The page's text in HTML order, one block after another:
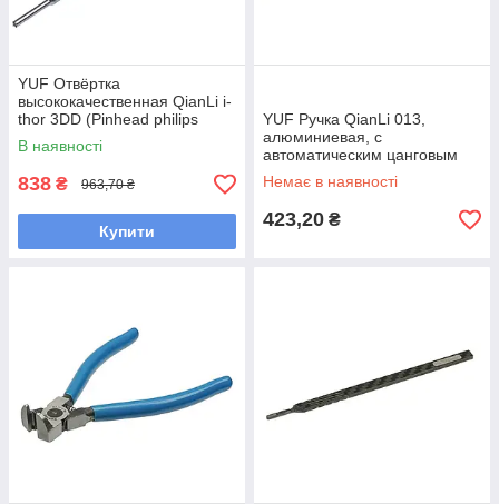
YUF Отвёртка
высококачественная QianLi i-
thor 3DD (Pinhead philips
+2.0)
В наявності
838 ₴ 963,70 ₴
Купити
YUF Ручка QianLi 013,
алюминиевая, с
автоматическим цанговым
зажимом для лезвий
скальпеля и металлических
Немає в наявності
423,20 ₴